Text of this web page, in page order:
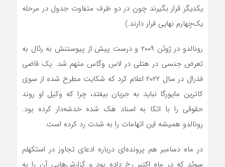
یکدیگر قرار بگیرند چون در دو طرف متفاوت جدول در مرحله
یک‌چهارم نهایی قرار دارند.)
رونالدو در ژوئن ۲۰۰۹ و درست پیش از پیوستنش به رئال به
تعرض جنسی در هتلی در لاس ‌وگاس متهم شد. یک قاضی
فدرال در سال ۲۰۲۲ اعلام کرد که شکایت مطرح ‌شده از سوی
کاترین مایورگا نباید به جریان بیفتد، چرا که وکیل او روند
حقوقی را با اتکا به اسناد هک ‌شده خدشه‌دار کرده بود.
رونالدو همیشه این اتهامات را به ‌شدت رد کرده است.
در ماه دسامبر هم پرونده‌ای درباره ادعای تجاوز در استکهلم
سوئد که در ماه اکتبر رخ داده بود و گزارش‌هایی آن را به